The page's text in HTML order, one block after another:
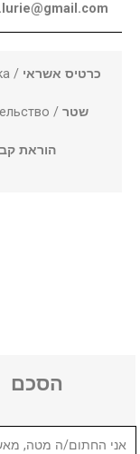
/ כרטיס אשראי
/שטר
הוראת
הסכם
אני החתום/ה מטה,